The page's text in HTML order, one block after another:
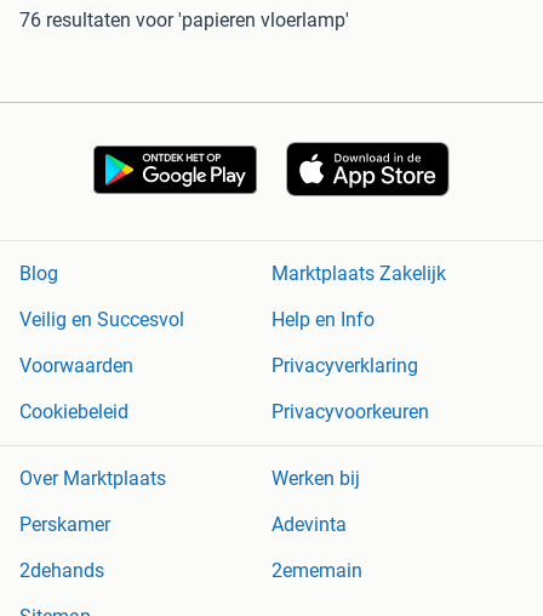
76 resultaten voor 'papieren vloerlamp'
Blog
Marktplaats Zakelijk
Veilig en Succesvol
Help en Info
Voorwaarden
Privacyverklaring
Cookiebeleid
Privacyvoorkeuren
Over Marktplaats
Werken bij
Perskamer
Adevinta
2dehands
2ememain